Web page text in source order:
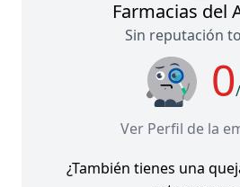
Farmacias del
Sin reputación
0
Ver Perfil de la
¿También tienes una